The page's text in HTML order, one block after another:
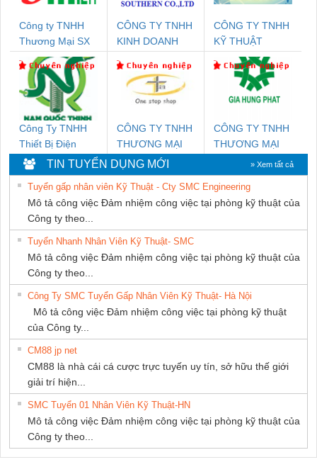
Công ty TNHH
Thương Mại SX
Ba Miền
CÔNG TY TNHH
KINH DOANH
PHƯƠNG NAM
CÔNG TY TNHH
KỸ THUẬT
KTECH VIỆT
NAM
Công Ty TNHH
Thiết Bị Điện
Nam Quốc Thịnh
CÔNG TY TNHH
THƯƠNG MẠI
THIÊN ÂN VIỆT
NAM
CÔNG TY TNHH
THƯƠNG MẠI
DỊCH VỤ KỸ
THUẬT ĐIỆN CƠ
GIA HƯNG
PHÁT
TIN TUYỂN DỤNG MỚI » Xem tất cả
Tuyển gấp nhân viên Kỹ Thuật - Cty SMC Engineering
Mô tả công việc Đảm nhiệm công việc tại phòng kỹ thuật của
Công ty theo...
Tuyển Nhanh Nhân Viên Kỹ Thuật- SMC
Mô tả công việc Đảm nhiệm công việc tại phòng kỹ thuật của
Công ty theo...
Công Ty SMC Tuyển Gấp Nhân Viên Kỹ Thuật- Hà Nội
Mô tả công việc Đảm nhiệm công việc tại phòng kỹ thuật
của Công ty...
CM88 jp net
CM88 là nhà cái cá cược trực tuyến uy tín, sở hữu thế giới
giải trí hiện...
SMC Tuyển 01 Nhân Viên Kỹ Thuật-HN
Mô tả công việc Đảm nhiệm công việc tại phòng kỹ thuật của
Công ty theo...